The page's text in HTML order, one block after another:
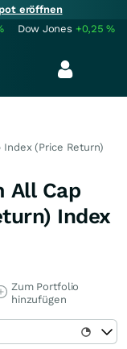
eröffnen
Dow Jones +0,25%
Index (Price Return)
All Cap
Index
Zum Portfolio
hinzufügen